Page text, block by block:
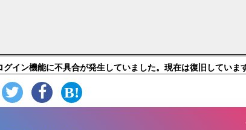
ズ】キャラ紹介
グイン機能に不具合が発生していました。現在は復旧していま